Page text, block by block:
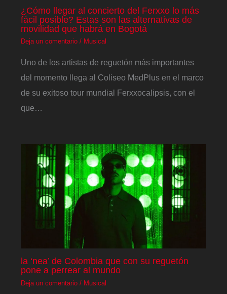
¿Cómo llegar al concierto del Ferxxo lo más
fácil posible? Estas son las alternativas de
movilidad que habrá en Bogotá
Deja un comentario / Musical
Uno de los artistas de reguetón más importantes
del momento llega al Coliseo MedPlus en el marco
de su exitoso tour mundial Ferxxocalipsis, con el
que…
la ‘nea’ de Colombia que con su reguetón
pone a perrear al mundo
Deja un comentario / Musical